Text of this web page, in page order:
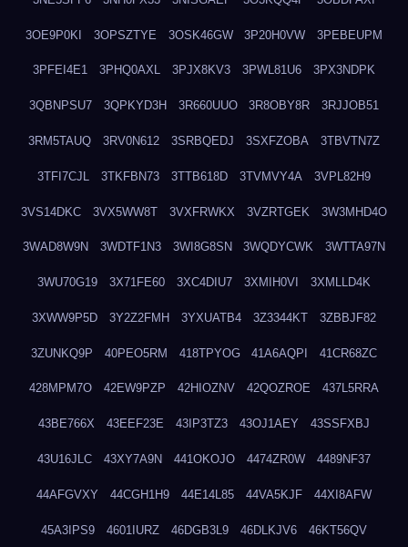
3OE9P0KI 3OPSZTYE 3OSK46GW 3P20H0VW 3PEBEUPM
3PFEI4E1 3PHQ0AXL 3PJX8KV3 3PWL81U6 3PX3NDPK
3QBNPSU7 3QPKYD3H 3R660UUO 3R8OBY8R 3RJJOB51
3RM5TAUQ 3RV0N612 3SRBQEDJ 3SXFZOBA 3TBVTN7Z
3TFI7CJL 3TKFBN73 3TTB618D 3TVMVY4A 3VPL82H9
3VS14DKC 3VX5WW8T 3VXFRWKX 3VZRTGEK 3W3MHD4O
3WAD8W9N 3WDTF1N3 3WI8G8SN 3WQDYCWK 3WTTA97N
3WU70G19 3X71FE60 3XC4DIU7 3XMIH0VI 3XMLLD4K
3XWW9P5D 3Y2Z2FMH 3YXUATB4 3Z3344KT 3ZBBJF82
3ZUNKQ9P 40PEO5RM 418TPYOG 41A6AQPI 41CR68ZC
428MPM7O 42EW9PZP 42HIOZNV 42QOZROE 437L5RRA
43BE766X 43EEF23E 43IP3TZ3 43OJ1AEY 43SSFXBJ
43U16JLC 43XY7A9N 441OKOJO 4474ZR0W 4489NF37
44AFGVXY 44CGH1H9 44E14L85 44VA5KJF 44XI8AFW
45A3IPS9 4601IURZ 46DGB3L9 46DLKJV6 46KT56QV